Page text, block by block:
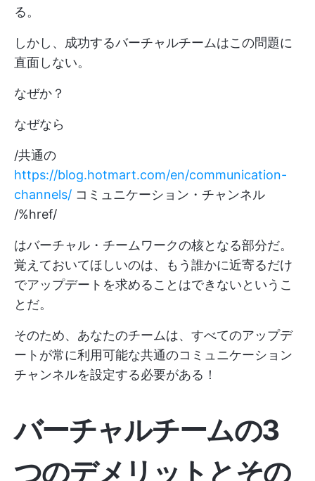
る。
しかし、成功するバーチャルチームはこの問題に
直面しない。
なぜか？
なぜなら
/共通の
https://blog.hotmart.com/en/communication-
channels/ コミュニケーション・チャンネル
/%href/
はバーチャル・チームワークの核となる部分だ。
覚えておいてほしいのは、もう誰かに近寄るだけ
でアップデートを求めることはできないというこ
とだ。
そのため、あなたのチームは、すべてのアップデ
ートが常に利用可能な共通のコミュニケーション
チャンネルを設定する必要がある！
バーチャルチームの3
つのデメリットとその